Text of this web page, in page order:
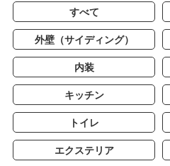
すべて
外壁（サイディング）
内装
キッチン
トイレ
エクステリア